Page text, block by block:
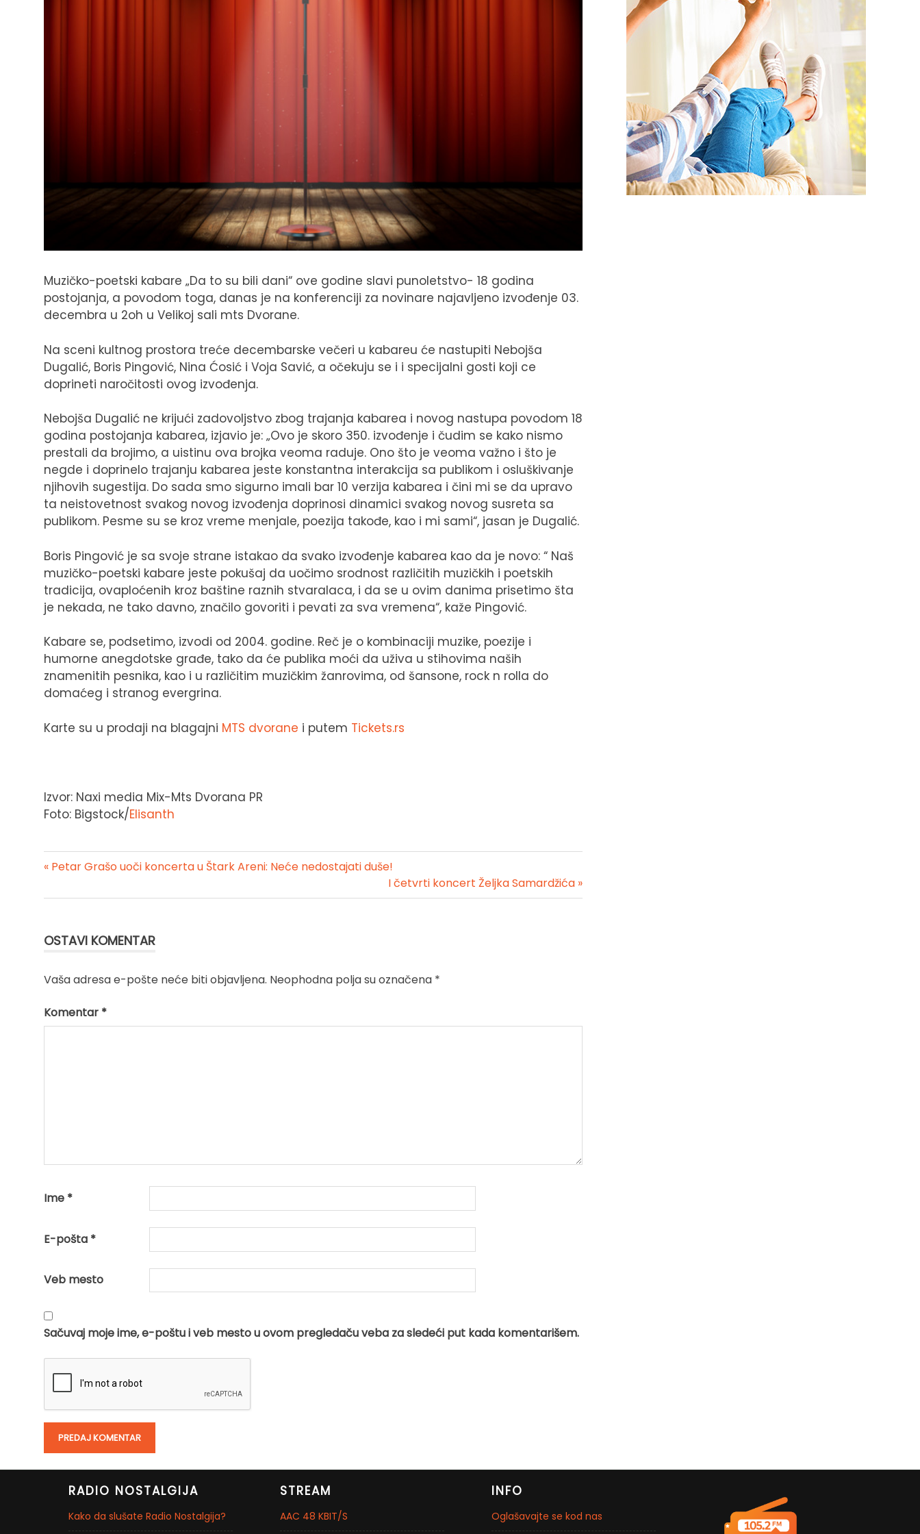
Muzičko-poetski kabare „Da to su bili dani“ ove godine slavi punoletstvo- 18 godina
postojanja, a povodom toga, danas je na konferenciji za novinare najavljeno izvođenje 03.
decembra u 2oh u Velikoj sali mts Dvorane.
Na sceni kultnog prostora treće decembarske večeri u kabareu će nastupiti Nebojša
Dugalić, Boris Pingović, Nina Ćosić i Voja Savić, a očekuju se i i specijalni gosti koji ce
doprineti naročitosti ovog izvođenja.
Nebojša Dugalić ne krijući zadovoljstvo zbog trajanja kabarea i novog nastupa povodom 18
godina postojanja kabarea, izjavio je: „Ovo je skoro 350. izvođenje i čudim se kako nismo
prestali da brojimo, a uistinu ova brojka veoma raduje. Ono što je veoma važno i što je
negde i doprinelo trajanju kabarea jeste konstantna interakcija sa publikom i osluškivanje
njihovih sugestija. Do sada smo sigurno imali bar 10 verzija kabarea i čini mi se da upravo
ta neistovetnost svakog novog izvođenja doprinosi dinamici svakog novog susreta sa
publikom. Pesme su se kroz vreme menjale, poezija takođe, kao i mi sami“, jasan je Dugalić.
Boris Pingović je sa svoje strane istakao da svako izvođenje kabarea kao da je novo: “ Naš
muzičko-poetski kabare jeste pokušaj da uočimo srodnost različitih muzičkih i poetskih
tradicija, ovaploćenih kroz baštine raznih stvaralaca, i da se u ovim danima prisetimo šta
je nekada, ne tako davno, značilo govoriti i pevati za sva vremena“, kaže Pingović.
Kabare se, podsetimo, izvodi od 2004. godine. Reč je o kombinaciji muzike, poezije i
humorne anegdotske građe, tako da će publika moći da uživa u stihovima naših
znamenitih pesnika, kao i u različitim muzičkim žanrovima, od šansone, rock n rolla do
domaćeg i stranog evergrina.
Karte su u prodaji na blagajni MTS dvorane i putem Tickets.rs
Izvor: Naxi media Mix-Mts Dvorana PR
Foto: Bigstock/Elisanth
« Petar Grašo uoči koncerta u Štark Areni: Neće nedostajati duše!
I četvrti koncert Željka Samardžića »
OSTAVI KOMENTAR
Vaša adresa e-pošte neće biti objavljena. Neophodna polja su označena *
Komentar *
Ime *
E-pošta *
Veb mesto
Sačuvaj moje ime, e-poštu i veb mesto u ovom pregledaču veba za sledeći put kada komentarišem.
RADIO NOSTALGIJA
Kako da slušate Radio Nostalgija?
STREAM
AAC 48 KBIT/S
INFO
Oglašavajte se kod nas